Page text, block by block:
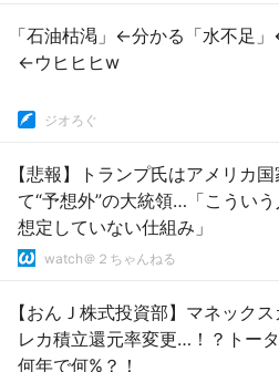
「石油枯渇」←分かる「水不足
←ウヒヒヒw
ジオろぐ
【悲報】トランプ氏はアメリカ
て“予想外”の大統領…「こうい
想定していない仕組み」
watch＠２ちゃんねる
【おんＪ株式投資部】マネック
レカ積立還元率変更…！？トー
何年で何%？！